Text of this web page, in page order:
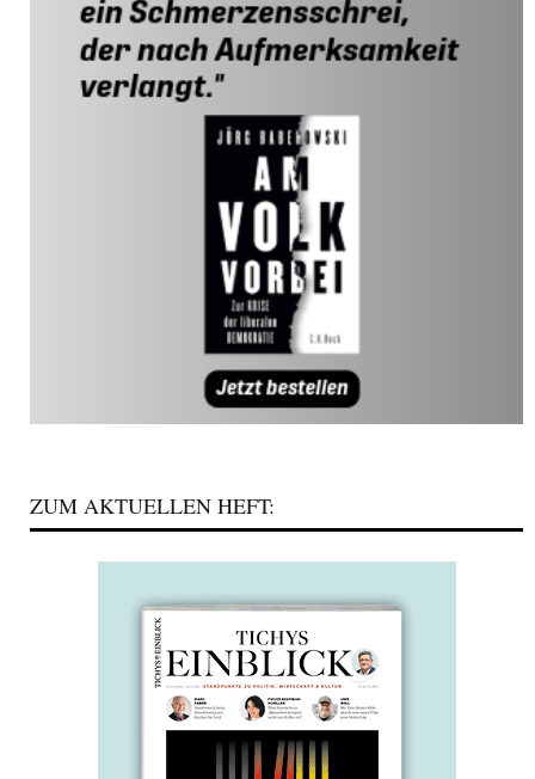
ZUM AKTUELLEN HEFT: